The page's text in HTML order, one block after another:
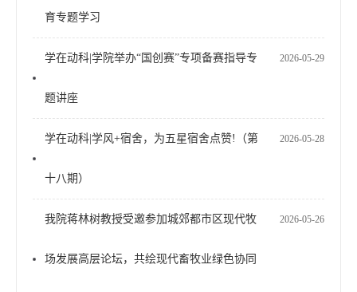
育专题学习
2026-05-29
学在动科|学院举办“国创赛”专项备赛指导专
题讲座
2026-05-28
学在动科|学风+宿舍，为五星宿舍点赞!（第
十八期）
2026-05-26
我院蒋林树教授受邀参加城郊都市区现代牧
场发展高层论坛，共绘现代畜牧业绿色协同